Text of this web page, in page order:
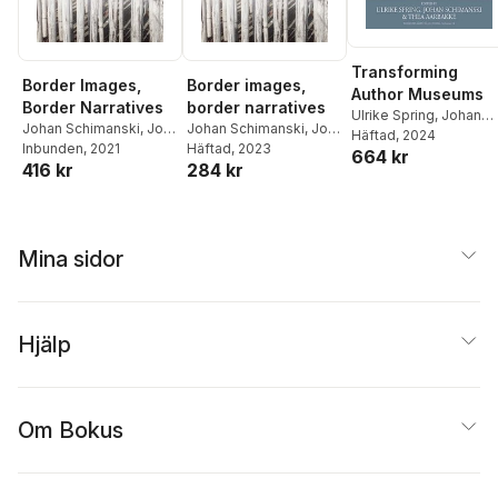
Border Images,
Border Narratives
Johan Schimanski, Jopi
Nyman
Inbunden, 2021
416 kr
Border images,
border narratives
Johan Schimanski, Jopi
Nyman
Häftad, 2023
284 kr
Transforming
Author Museums
Ulrike Spring, Johan
Schimanski,Thea
Aarbakke
Häftad, 2024
664 kr
Mina sidor
Hjälp
Om Bokus